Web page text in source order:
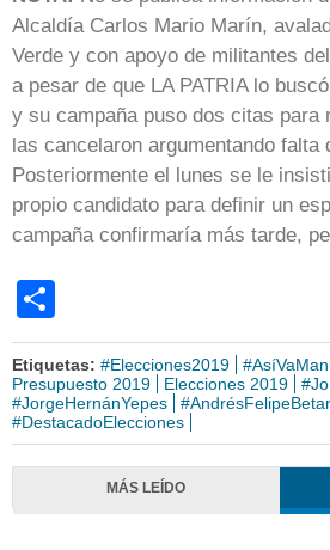
Alcaldía Carlos Mario Marín,
Verde y con apoyo de militantes
a pesar de que LA PATRIA lo
y su campaña puso dos citas para
las cancelaron argumentando falta
Posteriormente el lunes se le
propio candidato para definir un
campaña confirmaría más tarde,
Etiquetas: #Elecciones2019
Presupuesto 2019
Elecciones 2019
#JorgeHernánYepes
#DestacadoElecciones
MÁS LEÍDO